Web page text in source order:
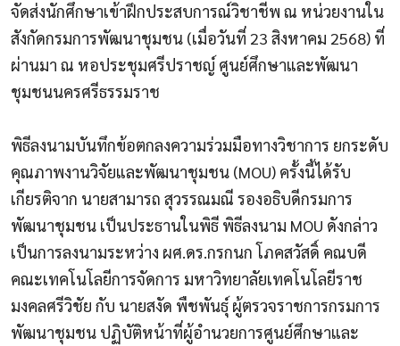
จัดส่งนักศึกษาเข้าฝึกประสบการณ์วิชาชีพ ณ หน่วยงานใน
สังกัดกรมการพัฒนาชุมชน (เมื่อวันที่ 23 สิงหาคม 2568) ที่
ผ่านมา ณ หอประชุมศรีปราชญ์ ศูนย์ศึกษาและพัฒนา
ชุมชนนครศรีธรรมราช
พิธีลงนามบันทึกข้อตกลงความร่วมมือทางวิชาการ ยกระดับ
คุณภาพงานวิจัยและพัฒนาชุมชน (MOU) ครั้งนี้ได้รับ
เกียรติจาก นายสามารถ สุวรรณมณี รองอธิบดีกรมการ
พัฒนาชุมชน เป็นประธานในพิธี พิธีลงนาม MOU ดังกล่าว
เป็นการลงนามระหว่าง ผศ.ดร.กรกนก โภคสวัสดิ์ คณบดี
คณะเทคโนโลยีการจัดการ มหาวิทยาลัยเทคโนโลยีราช
มงคลศรีวิชัย กับ นายสงัด พืชพันธุ์ ผู้ตรวจราชการกรมการ
พัฒนาชุมชน ปฏิบัติหน้าที่ผู้อำนวยการศูนย์ศึกษาและ